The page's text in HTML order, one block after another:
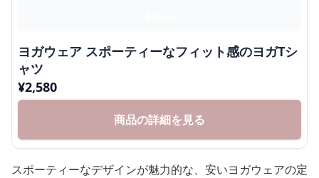
ヨガウェア スポーティーなフィット感のヨガTシ
ャツ
¥2,580
商品の詳細を見る
スポーティーなデザインが魅力的な、安いヨガウェアの定